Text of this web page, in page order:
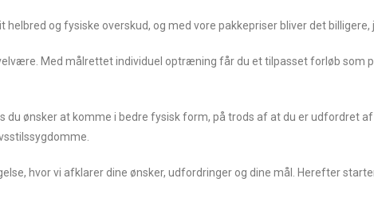
og fysiske overskud, og med vore pakkepriser bliver det
Med målrettet individuel optræning får du et tilpasset forløb som
du ønsker at komme i bedre fysisk form, på trods af at du er udfordret
hvor vi afklarer dine ønsker, udfordringer og dine mål. Herefter